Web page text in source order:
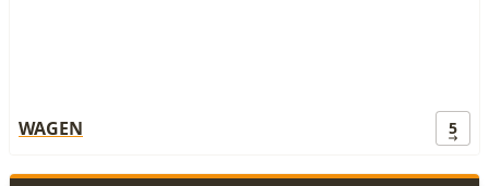
WAGEN 5